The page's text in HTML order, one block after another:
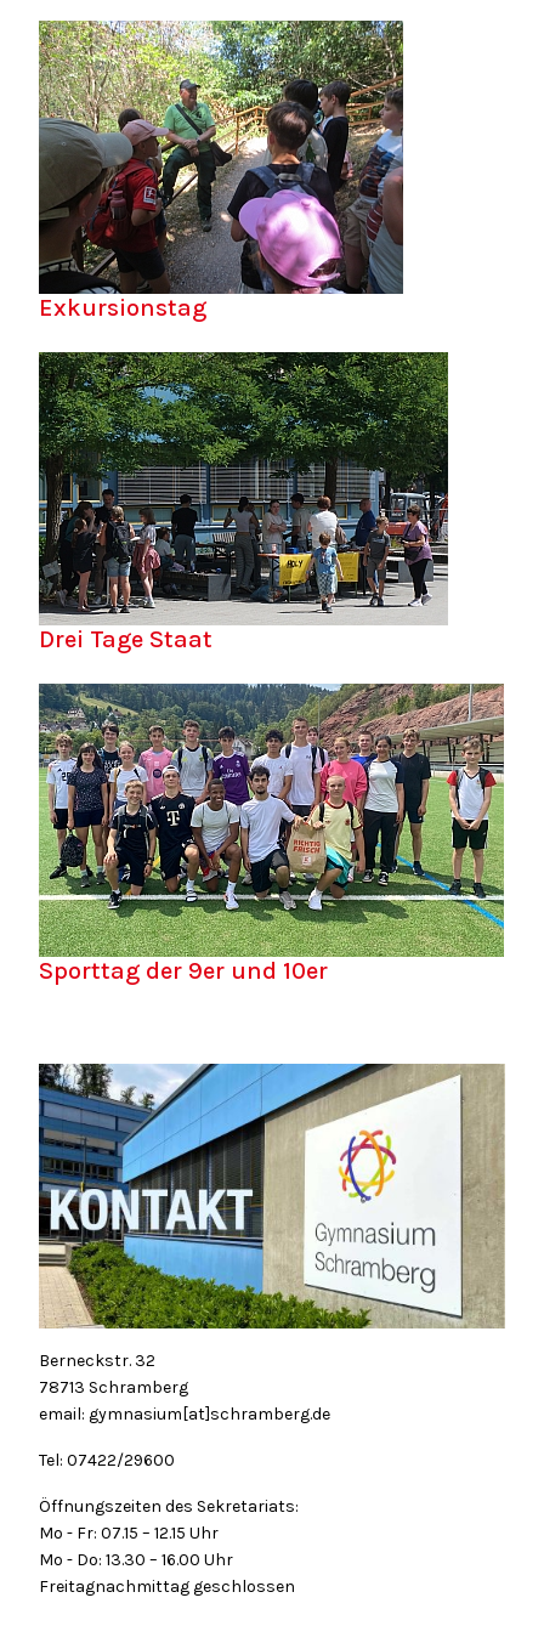
Exkursionstag
Drei Tage Staat
Sporttag der 9er und 10er
Berneckstr. 32
78713 Schramberg
email: gymnasium[at]schramberg.de
Tel: 07422/29600
Öffnungszeiten des Sekretariats:
Mo - Fr: 07.15 – 12.15 Uhr
Mo - Do: 13.30 – 16.00 Uhr
Freitagnachmittag geschlossen